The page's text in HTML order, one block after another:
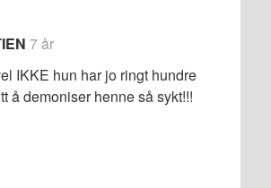
7 år
IKKE hun har jo ringt hundre
å demoniser henne så sykt!!!